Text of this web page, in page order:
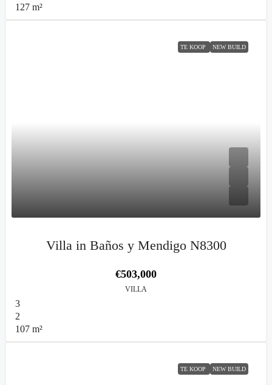
127 m²
TE KOOP NEW BUILD
Villa in Baños y Mendigo N8300
€503,000
VILLA
3
2
107 m²
TE KOOP NEW BUILD